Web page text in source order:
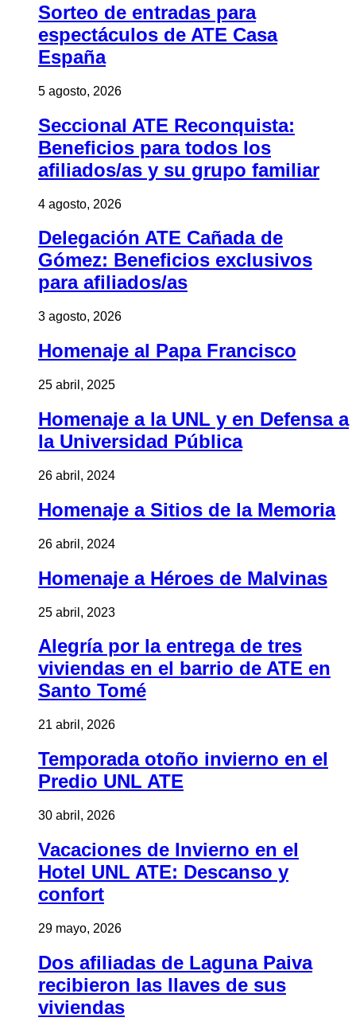
Sorteo de entradas para
espectáculos de ATE Casa
España
5 agosto, 2026
Seccional ATE Reconquista:
Beneficios para todos los
afiliados/as y su grupo familiar
4 agosto, 2026
Delegación ATE Cañada de
Gómez: Beneficios exclusivos
para afiliados/as
3 agosto, 2026
Homenaje al Papa Francisco
25 abril, 2025
Homenaje a la UNL y en Defensa a
la Universidad Pública
26 abril, 2024
Homenaje a Sitios de la Memoria
26 abril, 2024
Homenaje a Héroes de Malvinas
25 abril, 2023
Alegría por la entrega de tres
viviendas en el barrio de ATE en
Santo Tomé
21 abril, 2026
Temporada otoño invierno en el
Predio UNL ATE
30 abril, 2026
Vacaciones de Invierno en el
Hotel UNL ATE: Descanso y
confort
29 mayo, 2026
Dos afiliadas de Laguna Paiva
recibieron las llaves de sus
viviendas